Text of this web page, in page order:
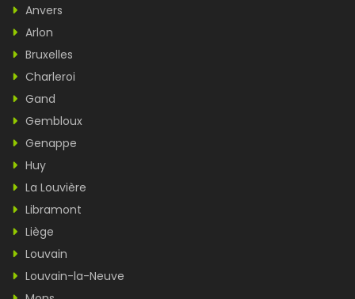
Anvers
Arlon
Bruxelles
Charleroi
Gand
Gembloux
Genappe
Huy
La Louvière
Libramont
Liège
Louvain
Louvain-la-Neuve